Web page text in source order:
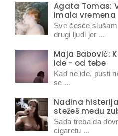
Agata Tomas:
imala vremena
Sve česće
drugi ljudi jer ...
Maja Babović:
ide - od tebe
Kad ne ide, pusti
se ...
Nađina
stežeš među
Sada treba da
cigaretu ...